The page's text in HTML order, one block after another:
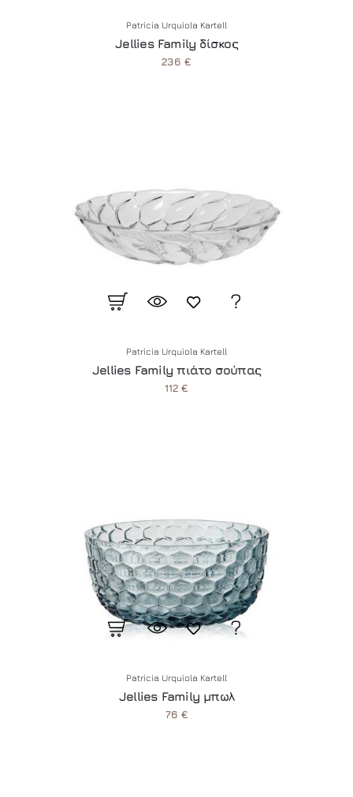
Patricia Urquiola Kartell
Jellies Family δίσκος
236 €
Patricia Urquiola Kartell
Jellies Family πιάτο σούπας
112 €
Patricia Urquiola Kartell
Jellies Family μπωλ
76 €